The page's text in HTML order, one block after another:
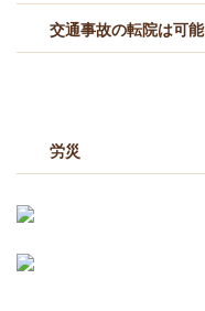
交通事故の転院は可能
労災